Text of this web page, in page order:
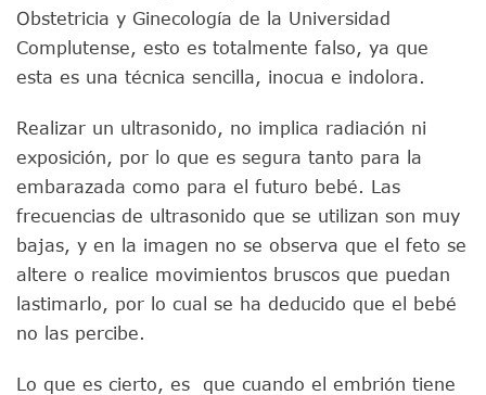
Obstetricia y Ginecología de la Universidad
Complutense, esto es totalmente falso, ya que
esta es una técnica sencilla, inocua e indolora.
Realizar un ultrasonido, no implica radiación ni
exposición, por lo que es segura tanto para la
embarazada como para el futuro bebé. Las
frecuencias de ultrasonido que se utilizan son muy
bajas, y en la imagen no se observa que el feto se
altere o realice movimientos bruscos que puedan
lastimarlo, por lo cual se ha deducido que el bebé
no las percibe.
Lo que es cierto, es que cuando el embrión tiene